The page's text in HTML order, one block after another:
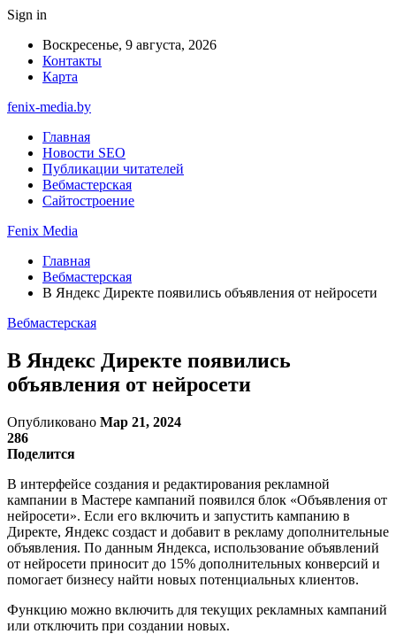
Sign in
Воскресенье, 9 августа, 2026
Контакты
Карта
fenix-media.by
Главная
Новости SEO
Публикации читателей
Вебмастерская
Сайтостроение
Fenix Media
Главная
Вебмастерская
В Яндекс Директе появились объявления от нейросети
Вебмастерская
В Яндекс Директе появились
объявления от нейросети
Опубликовано Мар 21, 2024
286
Поделится
В интерфейсе создания и редактирования рекламной
кампании в Мастере кампаний появился блок «Объявления от
нейросети». Если его включить и запустить кампанию в
Директе, Яндекс создаст и добавит в рекламу дополнительные
объявления. По данным Яндекса, использование объявлений
от нейросети приносит до 15% дополнительных конверсий и
помогает бизнесу найти новых потенциальных клиентов.
Функцию можно включить для текущих рекламных кампаний
или отключить при создании новых.